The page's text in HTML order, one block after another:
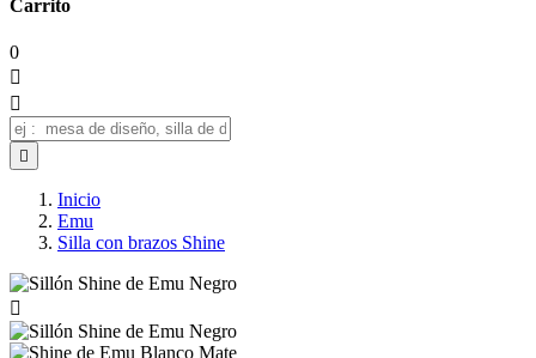
Carrito
0



Inicio
Emu
Silla con brazos Shine
